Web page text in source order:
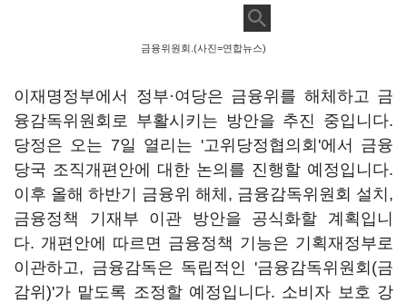
금융위원회.(사진=연합뉴스)
이재명정부에서 정부·여당은 금융위를 해체하고 금
융감독위원회로 부활시키는 방안을 추진 중입니다.
당정은 오는 7일 열리는 '고위당정협의회'에서 금융
당국 조직개편안에 대한 논의를 진행할 예정입니다.
이후 올해 하반기 금융위 해체, 금융감독위원회 설치,
금융정책 기재부 이관 방안을 공식화할 계획입니
다. 개편안에 따르면 금융정책 기능은 기획재정부로
이관하고, 금융감독은 독립적인 '금융감독위원회(금
감위)'가 맡도록 조정할 예정입니다. 소비자 보호 강